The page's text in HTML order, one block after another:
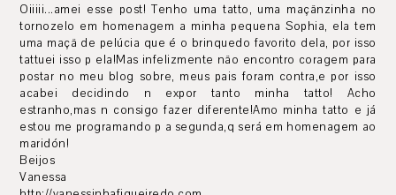
Oiiiii...amei esse post! Tenho uma tatto, uma maçãnzinha no
tornozelo em homenagem a minha pequena Sophia, ela tem
uma maçã de pelúcia que é o brinquedo favorito dela, por isso
tattuei isso p ela!Mas infelizmente não encontro coragem para
postar no meu blog sobre, meus pais foram contra,e por isso
acabei decidindo n expor tanto minha tatto! Acho
estranho,mas n consigo fazer diferente!Amo minha tatto e já
estou me programando p a segunda,q será em homenagem ao
maridón!
Beijos
Vanessa